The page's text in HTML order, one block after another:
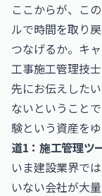
ここからが、こ
ルで時間を取り
つなげるか。キ
工事施工管理技
先にお伝えした
ないということ
験という資産を
道1：施工管理ツ
いま建設業界で
いない会社が大